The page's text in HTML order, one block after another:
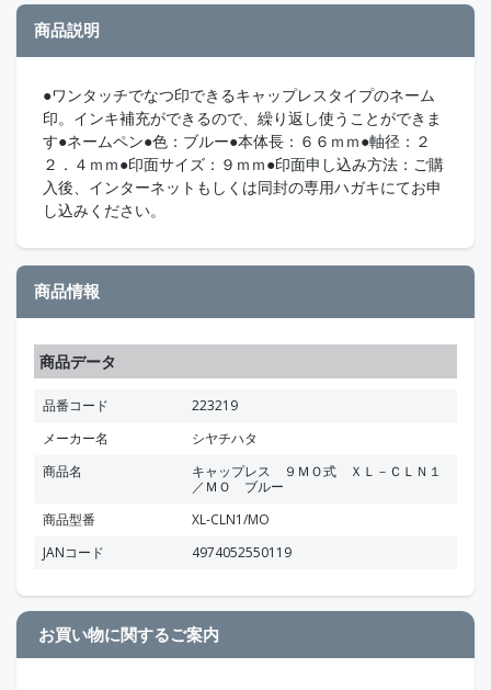
商品説明
●ワンタッチでなつ印できるキャップレスタイプのネーム
印。インキ補充ができるので、繰り返し使うことができま
す●ネームペン●色：ブルー●本体長：６６ｍｍ●軸径：２
２．４ｍｍ●印面サイズ：９ｍｍ●印面申し込み方法：ご購
入後、インターネットもしくは同封の専用ハガキにてお申
し込みください。
商品情報
商品データ
品番コード
223219
メーカー名
シヤチハタ
商品名
キャップレス ９ＭＯ式 ＸＬ－ＣＬＮ１
／ＭＯ ブルー
商品型番
XL-CLN1/MO
JANコード
4974052550119
お買い物に関するご案内